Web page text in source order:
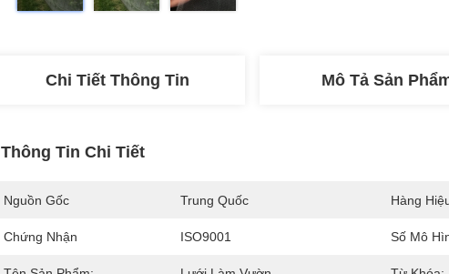
Chi Tiết Thông Tin Mô Tả Sản
Thông Tin Chi Tiết
Nguồn Gốc Trung Quốc Hàng
Chứng Nhận ISO9001 Số Mô